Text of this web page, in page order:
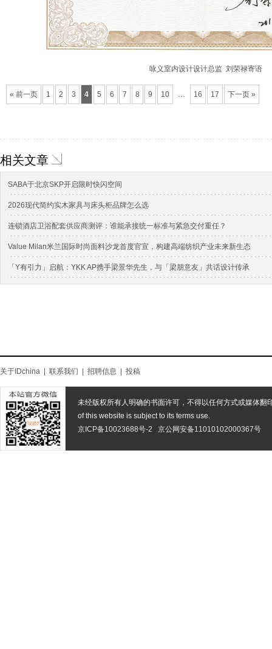
咏义室内设计设计总监 刘荣禄寄语
« 前一页 1 2 3 4 5 6 7 8 9 10 … 16 17 下一页 »
相关文章
SABA于北京SKP开启限时快闪空间
2026现代简约实木家具与床头柜品牌怎么选
连锁酒店卫浴配套供应商测评：谁能承接统一标准与紧急交付重任？
Value Milan米兰国际时尚面料沙龙首度官宣，构建高端纺织产业未来新生态
「Y有引力」启航：YKK AP携手梁景华先生，与「梁朋意友」共话设计传承
关于IDchina 联系我们 招聘信息 投稿
未经版权所有人明确的书面许可，不得以任何方式或媒体翻
of this website is subject to its terms use.
京ICP备10023688号-2
京公网安备11010102000367号